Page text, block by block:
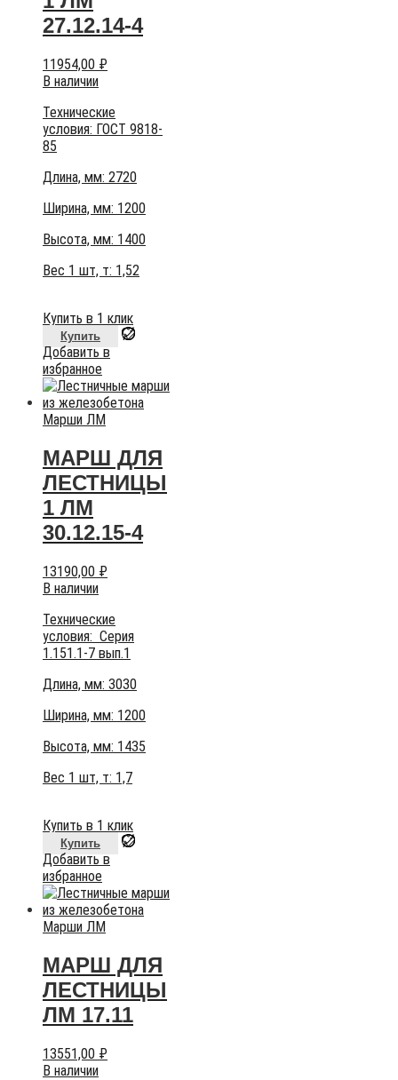
27.12.14-4
11954,00 ₽
В наличии
Технические
условия: ГОСТ 9818-
85
Длина, мм: 2720
Ширина, мм: 1200
Высота, мм: 1400
Вес 1 шт, т: 1,52
Купить в 1 клик
Купить
Добавить в
избранное
Марши ЛМ
МАРШ ДЛЯ
ЛЕСТНИЦЫ
1 ЛМ
30.12.15-4
13190,00 ₽
В наличии
Технические
условия: Серия
1.151.1-7 вып.1
Длина, мм: 3030
Ширина, мм: 1200
Высота, мм: 1435
Вес 1 шт, т: 1,7
Купить в 1 клик
Купить
Добавить в
избранное
Марши ЛМ
МАРШ ДЛЯ
ЛЕСТНИЦЫ
ЛМ 17.11
13551,00 ₽
В наличии